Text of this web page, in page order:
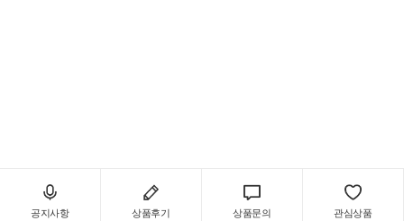
공지사항 상품후기 상품문의 관심상품